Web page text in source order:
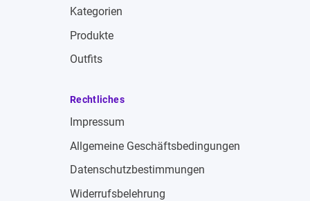
Kategorien
Produkte
Outfits
Rechtliches
Impressum
Allgemeine Geschäftsbedingungen
Datenschutzbestimmungen
Widerrufsbelehrung